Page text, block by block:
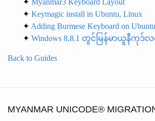
✦ Myanmar3 Keyboard Layout
✦ Keymagic install in Ubuntu, Linux
✦ Adding Burmese Keyboard on Ubuntu
✦ Windows 8,8.1 တွင်မြန်မာယူနီ
Back to Guides
MYANMAR UNICODE®